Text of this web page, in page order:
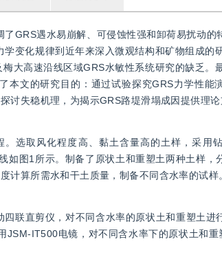
GRS遇水易崩解、可侵蚀性强和卸荷易扰动的
变化规律到近年来深入微观结构和矿物组成的
大高速沿线区域GRS水敏性系统研究的缺乏。
文的研究目的：通过试验探究GRS力学性能
失稳机理，为揭示GRS路堤滑塌成因提供理论
选取风化程度高、黏土含量高的土样，采用
图1所示。制备了原状土和重塑土两种土样，
计算所需水和干土质量，制备不同含水率的试样
联直剪仪，对不同含水率的原状土和重塑土进
IT500电镜，对不同含水率下的原状土和